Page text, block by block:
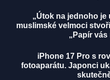
„Útok na jednoho je
muslimské velmoci
„Papír
iPhone 17 Pro s
fotoaparátu. Japonci